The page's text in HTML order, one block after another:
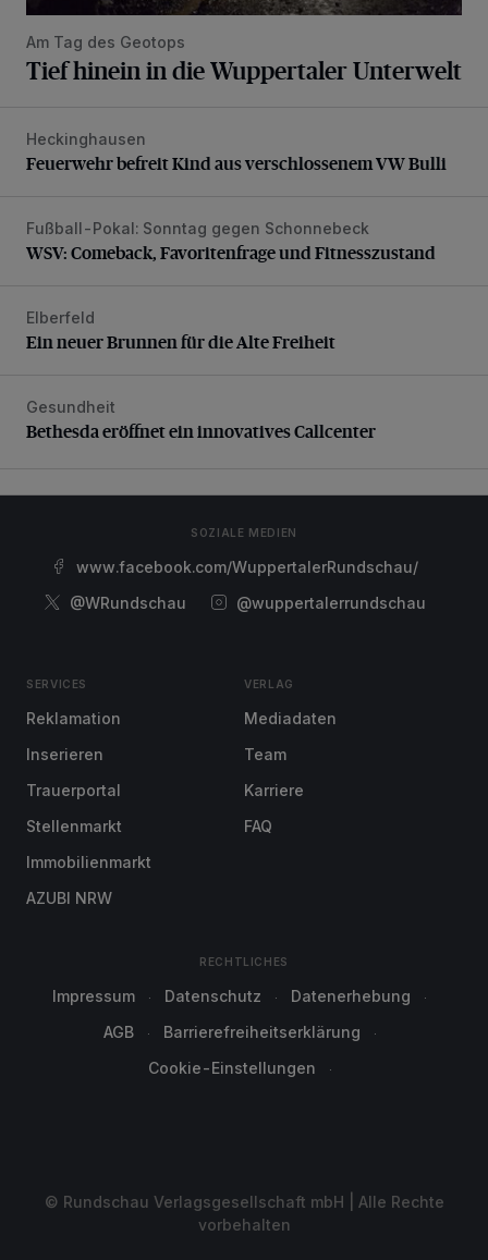
Am Tag des Geotops
Tief hinein in die Wuppertaler Unterwelt
Feuerwehr befreit Kind aus verschlossenem VW Bulli
Heckinghausen
Feuerwehr befreit Kind aus verschlossenem VW Bulli
WSV: Comeback, Favoritenfrage und Fitnesszustand
Fußball-Pokal: Sonntag gegen Schonnebeck
WSV: Comeback, Favoritenfrage und Fitnesszustand
Ein neuer Brunnen für die Alte Freiheit
Elberfeld
Ein neuer Brunnen für die Alte Freiheit
Bethesda eröffnet ein innovatives Callcenter
Gesundheit
Bethesda eröffnet ein innovatives Callcenter
SOZIALE MEDIEN
www.facebook.com/WuppertalerRundschau/
@WRundschau
@wuppertalerrundschau
SERVICES
Reklamation
Inserieren
Trauerportal
Stellenmarkt
Immobilienmarkt
AZUBI NRW
VERLAG
Mediadaten
Team
Karriere
FAQ
RECHTLICHES
Impressum Datenschutz
Datenerhebung
AGB
Barrierefreiheitserklärung
Cookie-Einstellungen
© Rundschau Verlagsgesellschaft mbH | Alle Rechte
vorbehalten